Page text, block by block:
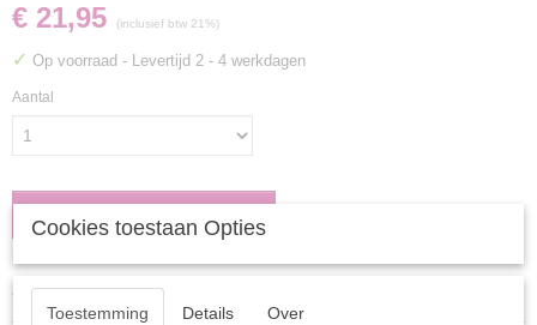
€ 21,95 (inclusief btw 21%)
✓ Op voorraad - Levertijd 2 - 4 werkdagen
Aantal
Specificaties
Cookies toestaan Opties
Toestemming Details Over